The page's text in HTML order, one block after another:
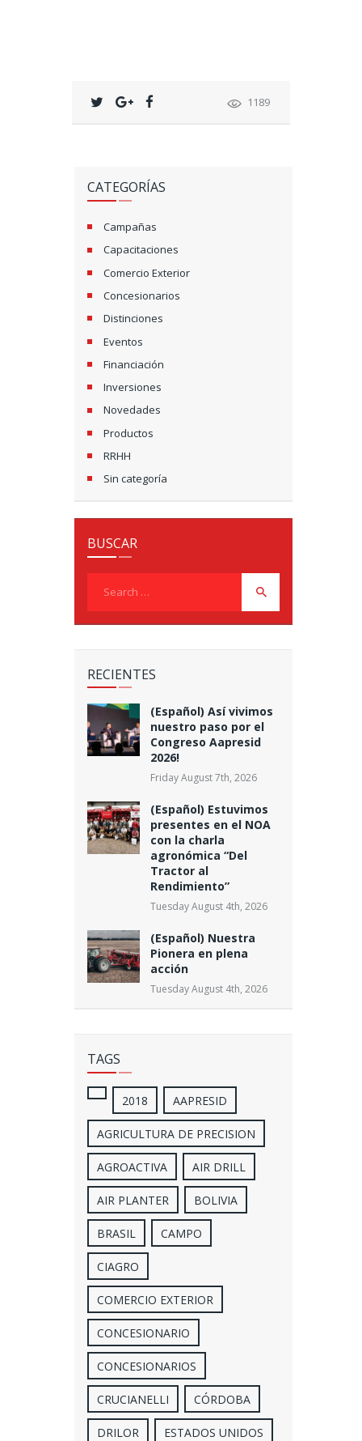
1189
CATEGORÍAS
Campañas
Capacitaciones
Comercio Exterior
Concesionarios
Distinciones
Eventos
Financiación
Inversiones
Novedades
Productos
RRHH
Sin categoría
BUSCAR
RECIENTES
(Español) Así vivimos
nuestro paso por el
Congreso Aapresid
2026!
Friday August 7th, 2026
(Español) Estuvimos
presentes en el NOA
con la charla
agronómica “Del
Tractor al
Rendimiento”
Tuesday August 4th, 2026
(Español) Nuestra
Pionera en plena
acción
Tuesday August 4th, 2026
TAGS
2018 AAPRESID
AGRICULTURA DE PRECISION
AGROACTIVA AIR DRILL
AIR PLANTER BOLIVIA
BRASIL CAMPO
CIAGRO
COMERCIO EXTERIOR
CONCESIONARIO
CONCESIONARIOS
CRUCIANELLI CÓRDOBA
DRILOR ESTADOS UNIDOS